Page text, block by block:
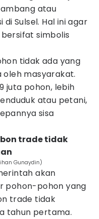
atau
Sulsel. Hal ini agar
simbolis
tidak ada yang
oleh masyarakat.
juta pohon, lebih
atau petani,
sisa
trade tidak
Gunaydin)
akan
pohon-pohon yang
trade tidak
tahun pertama.